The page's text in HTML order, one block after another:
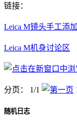
链接：
Leica M镜头手工添
Leica M机身讨论区
分页： 1/1
随机日志